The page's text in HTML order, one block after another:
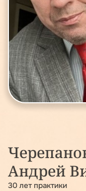
Андрей
30 лет практики